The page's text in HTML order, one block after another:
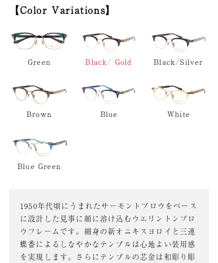
Color Variations
Green Black/ Gold Black/Silver
Brown Blue White
Blue Green
1950年代頃にうまれたサーモントブロウをベース
に設計した見事に顔に溶け込むウエリントンブロ
ウフレームです。細身の新オニキスヨロイと三連
蝶番によるしなやかなテンプルは心地よい装用感
を実現します。さらにテンプルの芯金は和彫り彫